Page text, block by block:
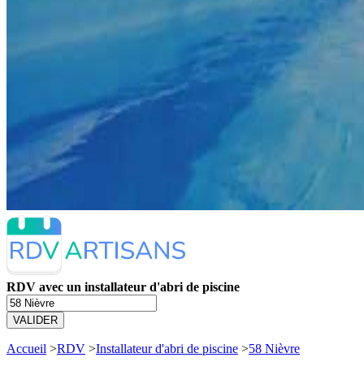
RDV avec un installateur d'abri de piscine
VALIDER
Accueil >RDV >Installateur d'abri de piscine >58 Nièvre